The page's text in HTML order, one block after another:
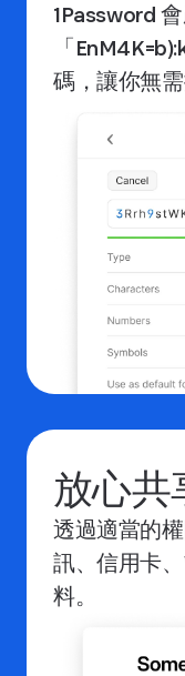
1Password
「
碼，讓你無需
放心共
透過適當的
訊、信用卡
料。